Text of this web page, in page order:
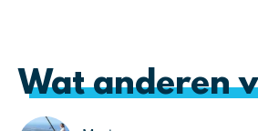
Wat anderen